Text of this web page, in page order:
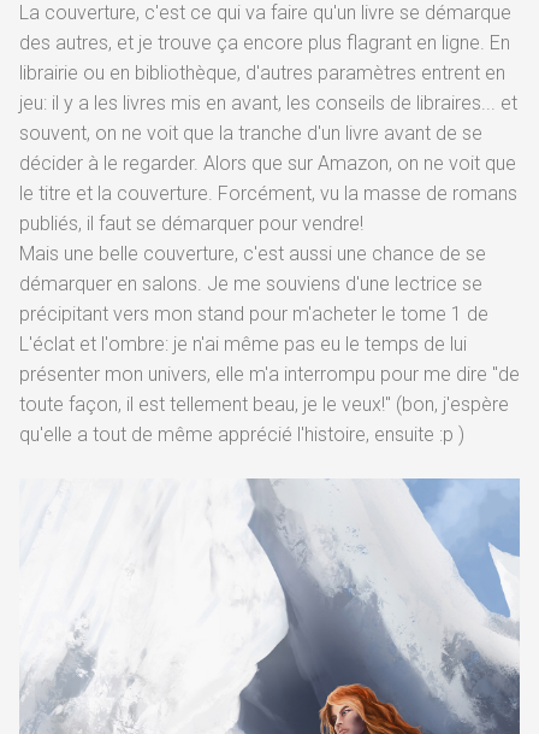
La couverture, c'est ce qui va faire qu'un livre se démarque
des autres, et je trouve ça encore plus flagrant en ligne. En
librairie ou en bibliothèque, d'autres paramètres entrent en
jeu: il y a les livres mis en avant, les conseils de libraires... et
souvent, on ne voit que la tranche d'un livre avant de se
décider à le regarder. Alors que sur Amazon, on ne voit que
le titre et la couverture. Forcément, vu la masse de romans
publiés, il faut se démarquer pour vendre!
Mais une belle couverture, c'est aussi une chance de se
démarquer en salons. Je me souviens d'une lectrice se
précipitant vers mon stand pour m'acheter le tome 1 de
L'éclat et l'ombre: je n'ai même pas eu le temps de lui
présenter mon univers, elle m'a interrompu pour me dire "de
toute façon, il est tellement beau, je le veux!" (bon, j'espère
qu'elle a tout de même apprécié l'histoire, ensuite :p )